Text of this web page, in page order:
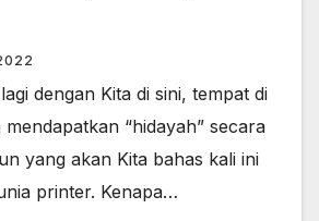
dengan Kita di sini, tempat di
“hidayah” secara
yang akan Kita bahas kali ini
printer. Kenapa…